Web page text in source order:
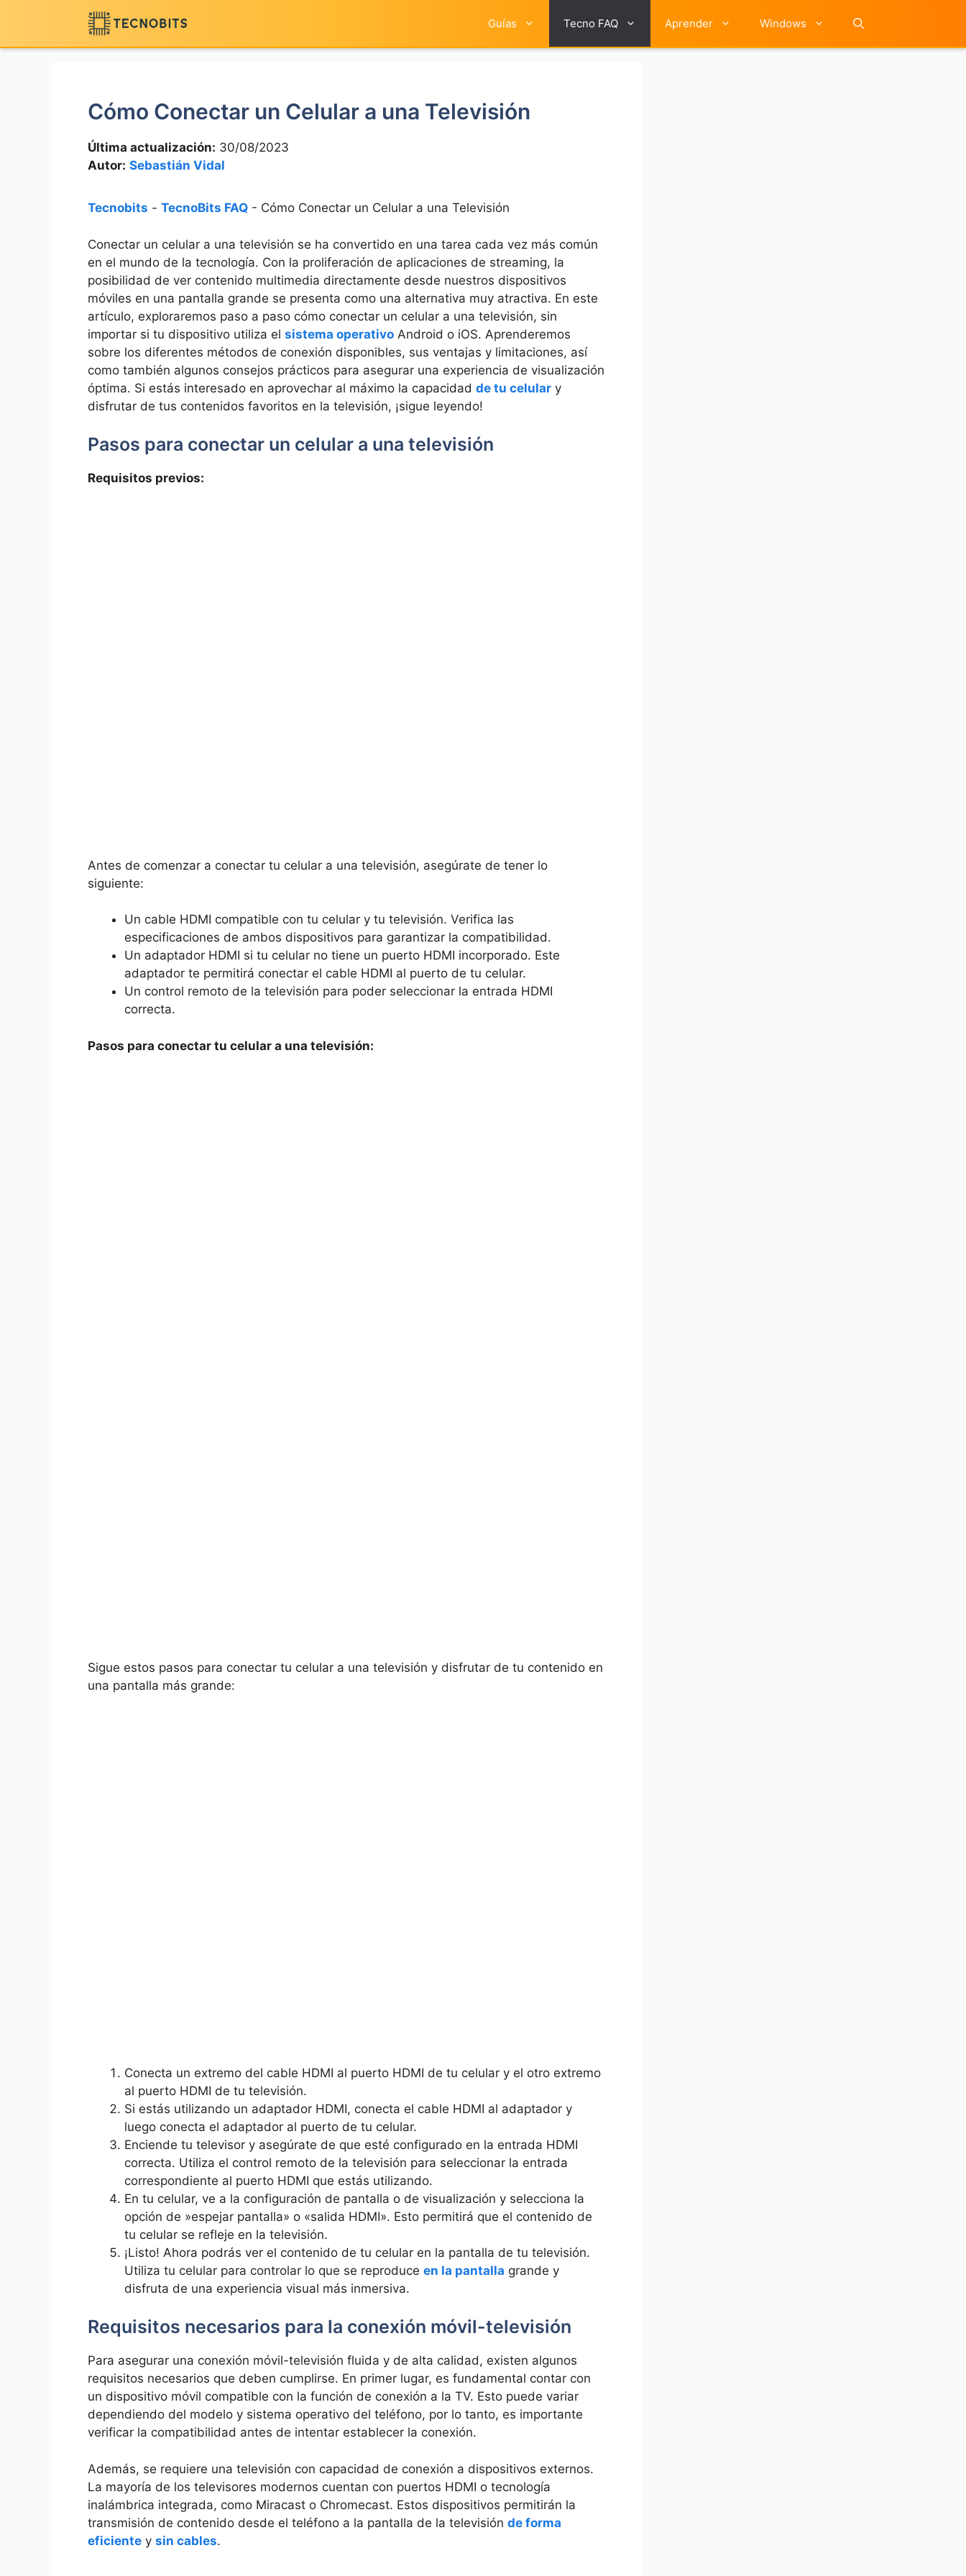
contenido
Guías Tecno FAQ Aprender Windows
Cómo Conectar un Celular a una Televisión
Última actualización: 30/08/2023
Autor: Sebastián Vidal
Tecnobits - TecnoBits FAQ - Cómo Conectar un Celular a una Televisión
Conectar un celular a ‍una televisión se ha⁤ convertido en una tarea⁤ cada vez más ⁢común
en el mundo de la tecnología. Con la proliferación de aplicaciones de streaming, la
posibilidad de ⁤ver contenido multimedia directamente desde nuestros​ dispositivos​
móviles en una pantalla ⁤grande se ⁣presenta como ⁣una alternativa muy atractiva.‍ En⁤ este​
artículo,‌ exploraremos ​paso⁤ a ⁤paso cómo conectar un celular‍ a ‌una televisión,⁣ sin
importar si tu ⁢dispositivo utiliza el sistema operativo Android ⁣o iOS. Aprenderemos
sobre‌ los diferentes‍ métodos de conexión disponibles, sus ventajas y limitaciones, así
como también algunos consejos ⁢prácticos para asegurar una experiencia de visualización
óptima. Si estás ‌interesado en aprovechar al‍ máximo la ⁤capacidad de tu celular y
disfrutar de tus contenidos favoritos⁤ en la televisión, ¡sigue leyendo!
Pasos para⁢ conectar un celular a ‍una televisión
Requisitos previos:
Antes de comenzar a conectar tu celular ‍a​ una ⁢televisión, asegúrate de tener lo
siguiente:
Un cable HDMI⁣ compatible con tu celular y tu‍ televisión. Verifica las
especificaciones de ambos dispositivos para garantizar la compatibilidad.
Un adaptador ‌HDMI si tu celular no ⁤tiene un puerto⁢ HDMI incorporado. Este
adaptador te permitirá conectar ⁣el cable HDMI al puerto de tu​ celular.
Un control remoto de ⁢la televisión​ para poder seleccionar la entrada HDMI
⁤correcta.
Pasos para conectar tu celular a una televisión:
Sigue estos pasos para conectar tu celular a una televisión y⁣ disfrutar de⁢ tu contenido en
una pantalla más⁣ grande:
Conecta un extremo del cable HDMI‌ al puerto HDMI ⁤de tu celular⁤ y el ⁣otro ⁢extremo
al puerto HDMI de tu televisión.
Si ⁣estás⁣ utilizando un ⁤adaptador ⁢HDMI, conecta el cable​ HDMI al adaptador y
luego conecta el adaptador al ​puerto de⁤ tu​ celular.
Enciende⁢ tu televisor⁢ y asegúrate de que esté configurado en la entrada HDMI
correcta. Utiliza el ⁢control remoto de‍ la televisión para seleccionar la entrada
correspondiente al puerto HDMI que estás utilizando.
En tu ⁣celular, ve a la configuración de pantalla o de visualización y selecciona⁢ la
opción de ⁤»espejar pantalla» o «salida HDMI». Esto permitirá que el contenido de
tu celular se ⁤refleje en la televisión.
¡Listo! Ahora podrás ver‍ el​ contenido de tu⁣ celular en la ⁢pantalla de tu televisión.
Utiliza tu celular para controlar​ lo que se reproduce en la pantalla grande y
disfruta de una experiencia visual más inmersiva.
Requisitos necesarios para la⁢ conexión⁢ móvil-televisión
Para asegurar una conexión móvil-televisión fluida y de alta calidad, existen algunos
requisitos necesarios que ⁢deben cumplirse. En ‍primer lugar, es fundamental contar con
un dispositivo móvil compatible con la función de ‍conexión a ⁤la TV. Esto puede⁣ variar
dependiendo del modelo y sistema operativo del​ teléfono, por lo tanto, es importante
verificar la compatibilidad ⁣antes de intentar establecer la conexión.
Además, se requiere una televisión con​ capacidad ⁢de conexión a⁤ dispositivos externos.
La mayoría ⁢de los televisores modernos cuentan con puertos HDMI o ⁣tecnología
inalámbrica‌ integrada, ‍como⁤ Miracast o ⁢Chromecast. Estos dispositivos permitirán la
transmisión de contenido desde el teléfono a la pantalla de la televisión de forma
eficiente y sin cables.